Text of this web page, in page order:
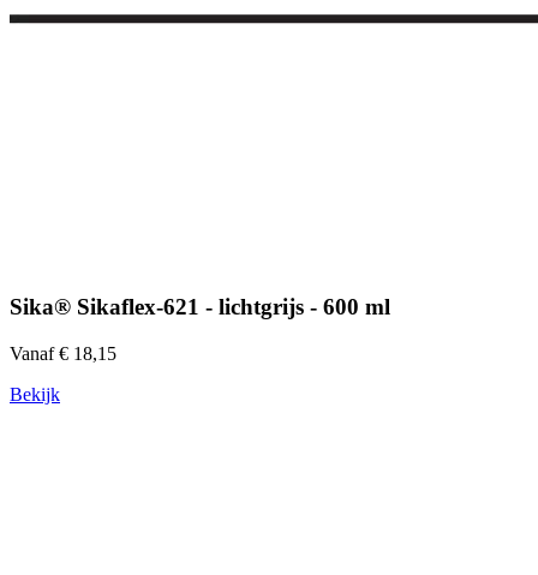
Sika® Sikaflex-621 - lichtgrijs - 600 ml
Vanaf € 18,15
Bekijk